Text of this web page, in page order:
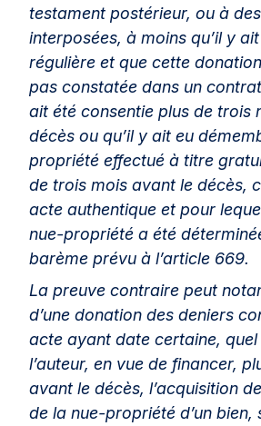
testament postérieur, ou à
interposées, à moins qu’il y
régulière et que cette
pas constatée dans un
ait été consentie plus de trois
décès ou qu’il y ait eu
propriété effectué à titre
de trois mois avant le décès,
acte authentique et pour
nue-propriété a été
barème prévu à l’article 669.
La preuve contraire peut
d’une donation des deniers
acte ayant date certaine, quel
l’auteur, en vue de financer,
avant le décès, l’acquisition
de la nue-propriété d’un bien,